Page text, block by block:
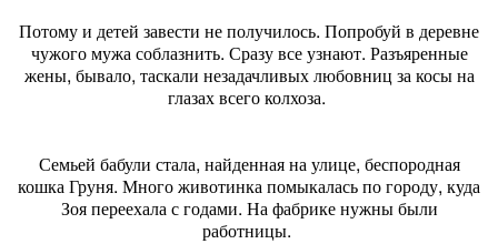
Потому и детей завести не получилось. Попробуй в деревне
чужого мужа соблазнить. Сразу все узнают. Разъяренные
жены, бывало, таскали незадачливых любовниц за косы на
глазах всего колхоза.
Семьей бабули стала, найденная на улице, беспородная
кошка Груня. Много животинка помыкалась по городу, куда
Зоя переехала с годами. На фабрике нужны были
работницы.